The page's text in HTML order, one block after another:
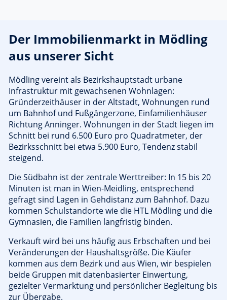
Der Immobilienmarkt in Mödling
aus unserer Sicht
Mödling vereint als Bezirkshauptstadt urbane
Infrastruktur mit gewachsenen Wohnlagen:
Gründerzeithäuser in der Altstadt, Wohnungen rund
um Bahnhof und Fußgängerzone, Einfamilienhäuser
Richtung Anninger. Wohnungen in der Stadt liegen im
Schnitt bei rund 6.500 Euro pro Quadratmeter, der
Bezirksschnitt bei etwa 5.900 Euro, Tendenz stabil
steigend.
Die Südbahn ist der zentrale Werttreiber: In 15 bis 20
Minuten ist man in Wien-Meidling, entsprechend
gefragt sind Lagen in Gehdistanz zum Bahnhof. Dazu
kommen Schulstandorte wie die HTL Mödling und die
Gymnasien, die Familien langfristig binden.
Verkauft wird bei uns häufig aus Erbschaften und bei
Veränderungen der Haushaltsgröße. Die Käufer
kommen aus dem Bezirk und aus Wien, wir bespielen
beide Gruppen mit datenbasierter Einwertung,
gezielter Vermarktung und persönlicher Begleitung bis
zur Übergabe.